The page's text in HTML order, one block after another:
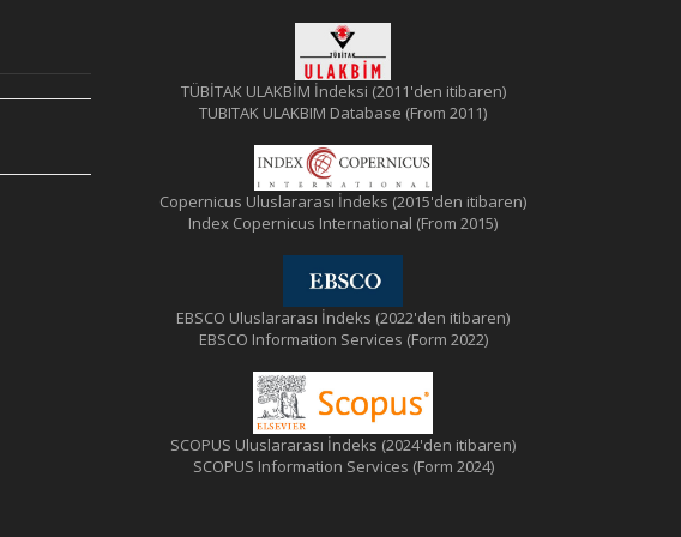
TÜBİTAK ULAKBİM İndeksi (2011'den itibaren)
TUBITAK ULAKBIM Database (From 2011)
Copernicus Uluslararası İndeks (2015'den itibaren)
Index Copernicus International (From 2015)
EBSCO Uluslararası İndeks (2022'den itibaren)
EBSCO Information Services (Form 2022)
SCOPUS Uluslararası İndeks (2024'den itibaren)
SCOPUS Information Services (Form 2024)